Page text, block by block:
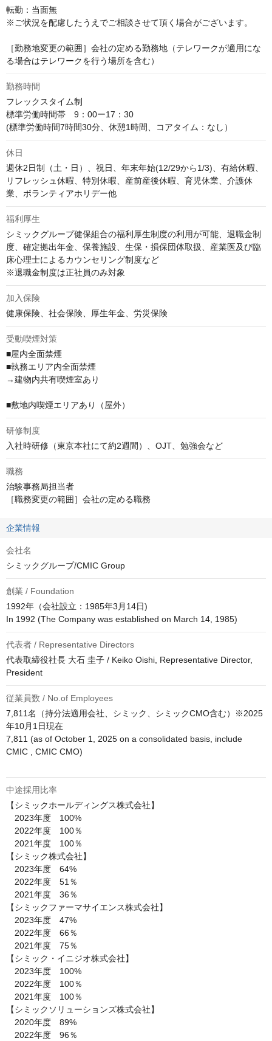
転勤：当面無
※ご状況を配慮したうえでご相談させて頂く場合がございます。
［勤務地変更の範囲］会社の定める勤務地（テレワークが適用にな
る場合はテレワークを行う場所を含む）
勤務時間
フレックスタイム制
標準労働時間帯　9：00ー17：30
(標準労働時間7時間30分、休憩1時間、コアタイム：なし）
休日
週休2日制（土・日）、祝日、年末年始(12/29から1/3)、有給休暇、
リフレッシュ休暇、特別休暇、産前産後休暇、育児休業、介護休
業、ボランティアホリデー他
福利厚生
シミックグループ健保組合の福利厚生制度の利用が可能、退職金制
度、確定拠出年金、保養施設、生保・損保団体取扱、産業医及び臨
床心理士によるカウンセリング制度など
※退職金制度は正社員のみ対象
加入保険
健康保険、社会保険、厚生年金、労災保険
受動喫煙対策
■屋内全面禁煙
■執務エリア内全面禁煙
→建物内共有喫煙室あり
■敷地内喫煙エリアあり（屋外）
研修制度
入社時研修（東京本社にて約2週間）、OJT、勉強会など
職務
治験事務局担当者
［職務変更の範囲］会社の定める職務
企業情報
会社名
シミックグループ/CMIC Group
創業 / Foundation
1992年（会社設立：1985年3月14日)
代表者 / Representative Directors
代表取締役社長 大石 圭子 / Keiko Oishi, Representative Director,
President
従業員数 / No.of Employees
7,811名（持分法適用会社、シミック、シミックCMO含む）※2025
年10月1日現在
7,811 (as of October 1, 2025 on a consolidated basis, include
CMIC , CMIC CMO)
中途採用比率
【シミックホールディングス株式会社】
2023年度　100%
2022年度　100％
2021年度　100％
【シミック株式会社】
2023年度　64%
2022年度　51％
2021年度　36％
【シミックファーマサイエンス株式会社】
2023年度　47%
2022年度　66％
2021年度　75％
【シミック・イニジオ株式会社】
2023年度　100%
2022年度　100％
2021年度　100％
【シミックソリューションズ株式会社】
2020年度　89%
2022年度　96％